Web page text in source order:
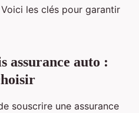
les clés pour garantir
assurance auto :
souscrire une assurance